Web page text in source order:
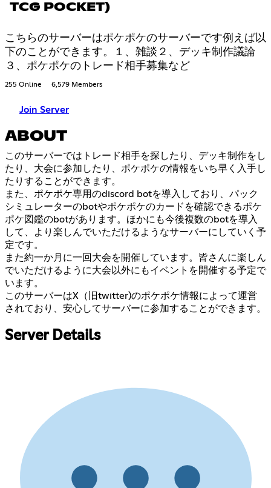
TCG POCKET)
こちらのサーバーはポケポケのサーバーです例えば以
下のことができます。１、雑談２、デッキ制作議論
３、ポケポケのトレード相手募集など
255 Online 6,579 Members
Join Server
ABOUT
このサーバーではトレード相手を探したり、デッキ制作をし
たり、大会に参加したり、ポケポケの情報をいち早く入手し
たりすることができます。
また、ポケポケ専用のdiscord botを導入しており、パック
シミュレーターのbotやポケポケのカードを確認できるポケ
ポケ図鑑のbotがあります。ほかにも今後複数のbotを導入
して、より楽しんでいただけるようなサーバーにしていく予
定です。
また約一か月に一回大会を開催しています。皆さんに楽しん
でいただけるように大会以外にもイベントを開催する予定で
います。
このサーバーはX（旧twitter)のポケポケ情報によって運営
されており、安心してサーバーに参加することができます。
Server Details